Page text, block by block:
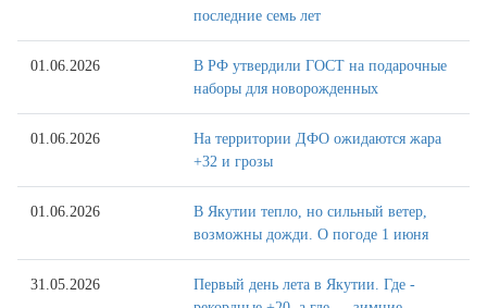
последние семь лет
01.06.2026
В РФ утвердили ГОСТ на подарочные
наборы для новорожденных
01.06.2026
На территории ДФО ожидаются жара
+32 и грозы
01.06.2026
В Якутии тепло, но сильный ветер,
возможны дожди. О погоде 1 июня
31.05.2026
Первый день лета в Якутии. Где -